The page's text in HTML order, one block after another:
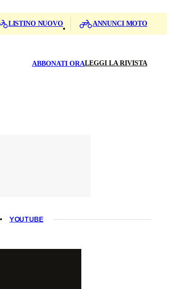
LISTINO NUOVO ANNUNCI MOTO
ABBONATI ORALEGGI LA RIVISTA
YOUTUBE